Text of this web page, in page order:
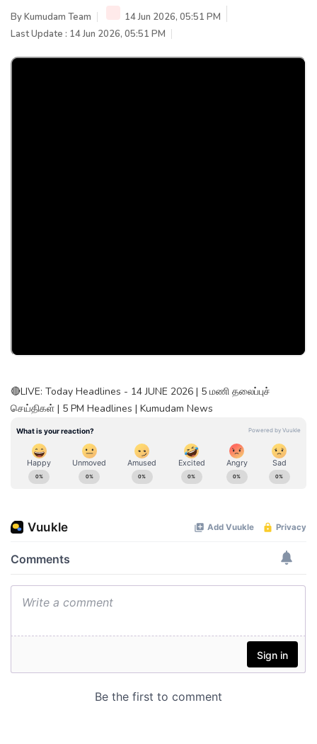
ByKumudam Team
14 Jun 2026, 05:51 PM
Last Update : 14 Jun 2026, 05:51 PM
🔴LIVE: Today Headlines - 14 JUNE 2026 | 5 மணி தலைப்புச்
செய்திகள் | 5 PM Headlines | Kumudam News